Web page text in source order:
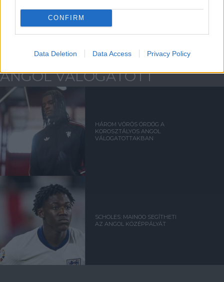
CONFIRM
Data Deletion Data Access Privacy Policy
ANGOL VÁLOGATOTT
HÁROM VÖRÖS ÖRDÖG A
KOROSZTÁLYOS ANGOL
VÁLOGATOTTAKBAN
SCHOLES: MAINOO SEGÍTHETI
AZ ANGOL KÖZÉPPÁLYÁT